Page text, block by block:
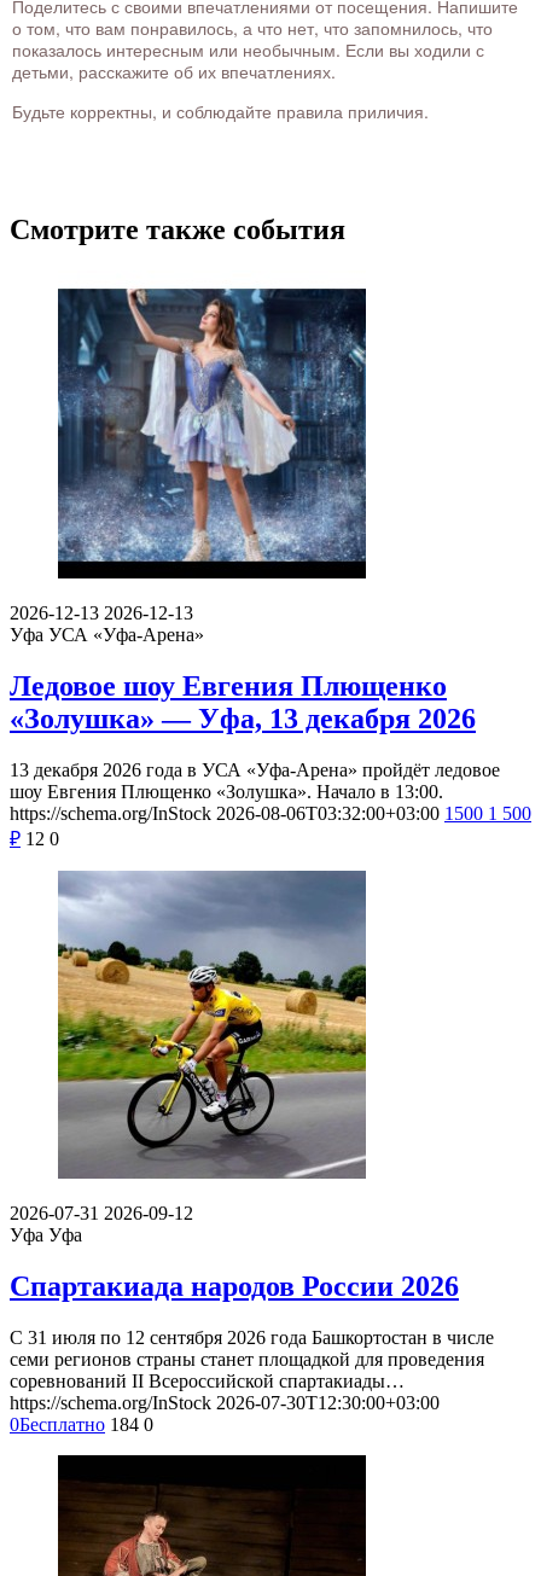
Поделитесь с своими впечатлениями от посещения. Напишите
о том, что вам понравилось, а что нет, что запомнилось, что
показалось интересным или необычным. Если вы ходили с
детьми, расскажите об их впечатлениях.
Будьте корректны, и соблюдайте правила приличия.
Смотрите также события
2026-12-13 2026-12-13
Уфа УСА «Уфа-Арена»
Ледовое шоу Евгения Плющенко
«Золушка» — Уфа, 13 декабря 2026
13 декабря 2026 года в УСА «Уфа-Арена» пройдёт ледовое
шоу Евгения Плющенко «Золушка». Начало в 13:00.
https://schema.org/InStock 2026-08-06T03:32:00+03:00 1500 1 500
₽ 12 0
2026-07-31 2026-09-12
Уфа Уфа
Спартакиада народов России 2026
С 31 июля по 12 сентября 2026 года Башкортостан в числе
семи регионов страны станет площадкой для проведения
соревнований II Всероссийской спартакиады…
https://schema.org/InStock 2026-07-30T12:30:00+03:00
0Бесплатно 184 0